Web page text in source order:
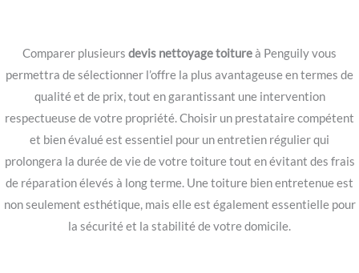
Comparer plusieurs devis nettoyage toitureà Penguily vous
permettra de sélectionner l’offre la plus avantageuse en termes de
qualité et de prix, tout en garantissant une intervention
respectueuse de votre propriété. Choisir un prestataire compétent
et bien évalué est essentiel pour un entretien régulier qui
prolongera la durée de vie de votre toiture tout en évitant des frais
de réparation élevés à long terme. Une toiture bien entretenue est
non seulement esthétique, mais elle est également essentielle pour
la sécurité et la stabilité de votre domicile.